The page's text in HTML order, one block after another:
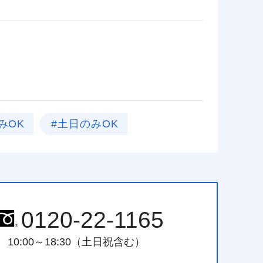
OK #土日のみOK
0120-22-1165
10:00～18:30（土日祝含む）